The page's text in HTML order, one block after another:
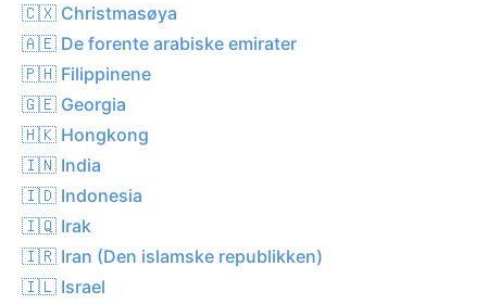
🇨🇽 Christmasøya
🇦🇪 De forente arabiske emirater
🇵🇭 Filippinene
🇬🇪 Georgia
🇭🇰 Hongkong
🇮🇳 India
🇮🇩 Indonesia
🇮🇶 Irak
🇮🇷 Iran (Den islamske republikken)
🇮🇱 Israel